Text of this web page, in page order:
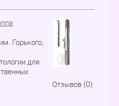
Отзывов (0)
Горького,
для